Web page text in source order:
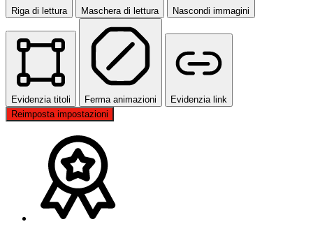
Riga di lettura Maschera di lettura Nascondi immagini
Evidenzia titoli Ferma animazioni
Evidenzia link
Reimposta impostazioni